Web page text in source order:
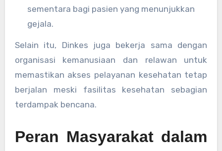
sementara bagi pasien yang menunjukkan
gejala.
Selain itu, Dinkes juga bekerja sama dengan
organisasi kemanusiaan dan relawan untuk
memastikan akses pelayanan kesehatan tetap
berjalan meski fasilitas kesehatan sebagian
terdampak bencana.
Peran Masyarakat dalam